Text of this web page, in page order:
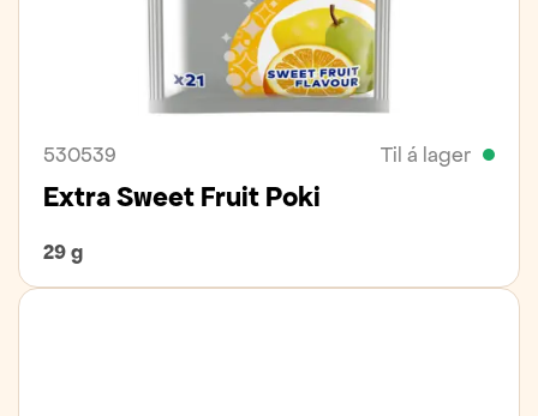
530539 Til á lager
Extra Sweet Fruit Poki
29 g